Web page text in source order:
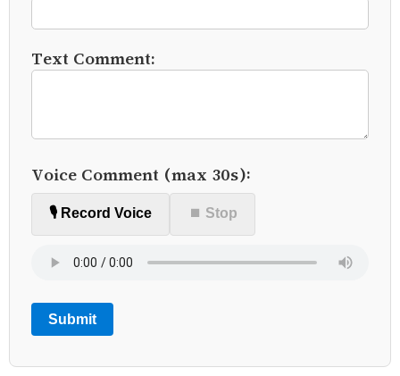
Text Comment:
Voice Comment (max 30s):
🎙️ Record Voice ⏹ Stop
Submit